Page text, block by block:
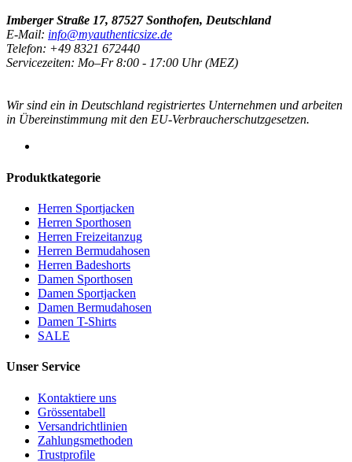
Imberger Straße 17, 87527 Sonthofen, Deutschland
E-Mail: info@myauthenticsize.de
Telefon: +49 8321 672440
Servicezeiten: Mo–Fr 8:00 - 17:00 Uhr (MEZ)
Wir sind ein in Deutschland registriertes Unternehmen und arbeiten
in Übereinstimmung mit den EU-Verbraucherschutzgesetzen.
Produktkategorie
Herren Sportjacken
Herren Sporthosen
Herren Freizeitanzug
Herren Bermudahosen
Herren Badeshorts
Damen Sporthosen
Damen Sportjacken
Damen Bermudahosen
Damen T-Shirts
SALE
Unser Service
Kontaktiere uns
Grössentabell
Versandrichtlinien
Zahlungsmethoden
Trustprofile